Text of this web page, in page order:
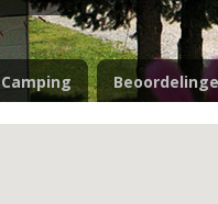
Camping